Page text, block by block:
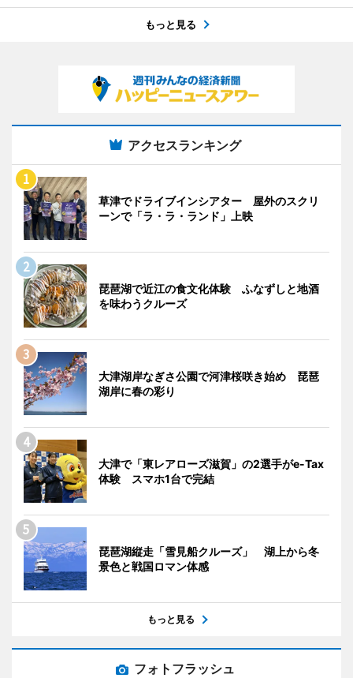
もっと見る
アクセスランキング
草津でドライブインシアター 屋外のスクリ
ーンで「ラ・ラ・ランド」上映
琵琶湖で近江の食文化体験 ふなずしと地酒
を味わうクルーズ
大津湖岸なぎさ公園で河津桜咲き始め 琵琶
湖岸に春の彩り
大津で「東レアローズ滋賀」の2選手がe-Tax
体験 スマホ1台で完結
琵琶湖縦走「雪見船クルーズ」 湖上から冬
景色と戦国ロマン体感
もっと見る
フォトフラッシュ